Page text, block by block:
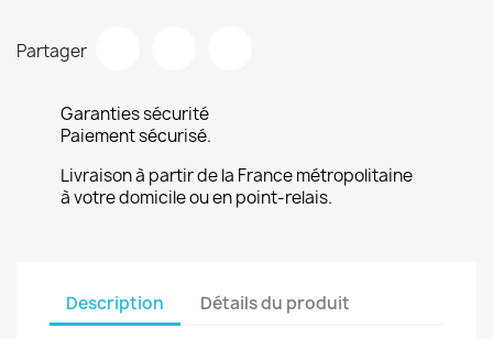
Partager
Garanties sécurité
Paiement sécurisé.
Livraison à partir de la France métropolitaine
à votre domicile ou en point-relais.
Description Détails du produit